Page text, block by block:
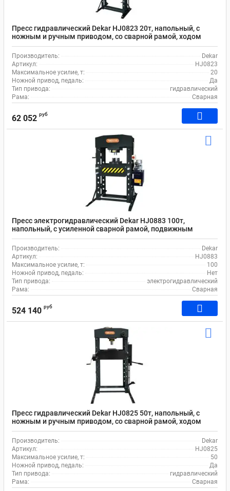
Пресс гидравлический Dekar HJ0823 20т, напольный, с
ножным и ручным приводом, со сварной рамой, ходом
штока 160 мм
Производитель:
Dekar
Артикул:
HJ0823
Максимальное усилие, т:
20
Ножной привод, педаль:
Да
Тип привода:
гидравлический
Рама:
Сварная
62 052 руб
Пресс электрогидравлический Dekar HJ0883 100т,
напольный, с усиленной сварной рамой, подвижным
цилиндром, ходом штока 300 мм, лебедкой
Производитель:
Dekar
Артикул:
HJ0883
Максимальное усилие, т:
100
Ножной привод, педаль:
Нет
Тип привода:
электрогидравлический
Рама:
Сварная
524 140 руб
Пресс гидравлический Dekar HJ0825 50т, напольный, с
ножным и ручным приводом, со сварной рамой, ходом
штока 200 мм
Производитель:
Dekar
Артикул:
HJ0825
Максимальное усилие, т:
50
Ножной привод, педаль:
Да
Тип привода:
гидравлический
Рама:
Сварная